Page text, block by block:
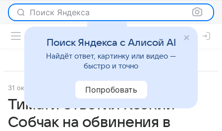
Поиск Яндекса
31 октября 2022 Super.ru Светская жизнь
Тимати ответил Ксении
Собчак на обвинения в
Поиск Яндекса с Алисой AI
Найдёт ответ, картинку или видео —
быстро и точно
Попробовать